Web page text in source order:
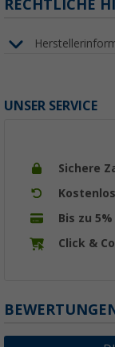
RECHTLICHE
UNSER SERVICE
Sichere
Bis zu
Click &